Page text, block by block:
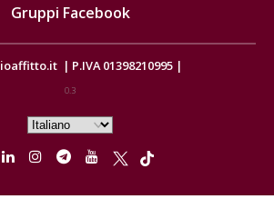
Gruppi Facebook
ioaffitto.it | P.IVA 01398210995 |
0.3